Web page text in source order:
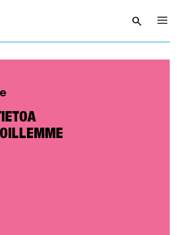
searchAvaa haku